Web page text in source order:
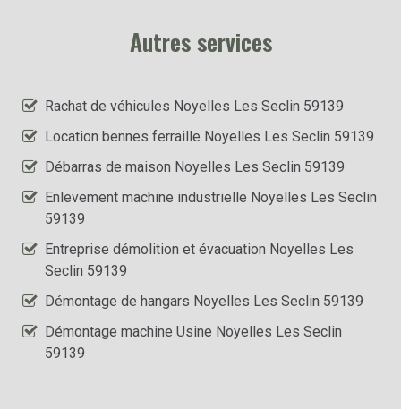
Autres services
Rachat de véhicules Noyelles Les Seclin 59139
Location bennes ferraille Noyelles Les Seclin 59139
Débarras de maison Noyelles Les Seclin 59139
Enlevement machine industrielle Noyelles Les Seclin
59139
Entreprise démolition et évacuation Noyelles Les
Seclin 59139
Démontage de hangars Noyelles Les Seclin 59139
Démontage machine Usine Noyelles Les Seclin
59139